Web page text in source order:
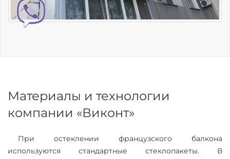
Материалы и технологии
компании «Виконт»
При остеклении французского балкона
используются стандартные стеклопакеты. В